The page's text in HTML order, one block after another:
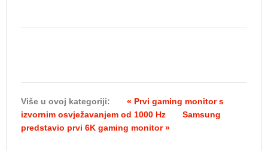
Više u ovoj kategoriji:
« Prvi gaming monitor s
izvornim osvježavanjem od 1000 Hz
Samsung
predstavio prvi 6K gaming monitor »